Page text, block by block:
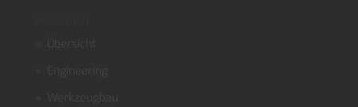
Übersicht
Engineering
Werkzeugbau